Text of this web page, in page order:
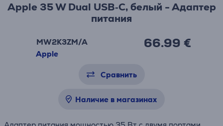
Apple 35 W Dual USB‑C, белый - Адаптер
питания
MW2K3ZM/A
Apple
66.99 €
Сравнить
Наличие в магазинах